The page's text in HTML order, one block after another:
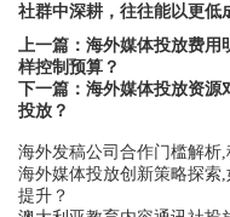
社群中深耕，往往能以更低
上一篇： 海外媒体投放费用
样控制预算？
下一篇： 海外媒体投放资源
投放？
海外发稿公司合作门槛解析
海外媒体投放创新策略探索
提升？